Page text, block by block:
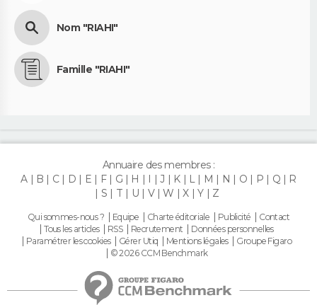
Nom "RIAHI"
Famille "RIAHI"
Annuaire des membres :
A
B C D E F G H I J K L M N O P Q
R
S
T U V W X Y Z
Qui sommes-nous ? Equipe Charte éditoriale Publicité
Contact
Tous les articles
RSS Recrutement
Données personnelles
Paramétrer les cookies
Gérer Utiq Mentions légales
Groupe Figaro
© 2026 CCM Benchmark